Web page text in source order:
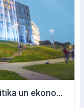
EkonM015-NLK : Monetārā politika un ekonomika